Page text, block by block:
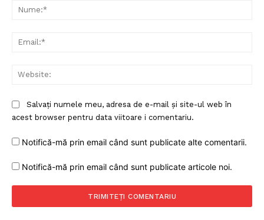
Salvați numele meu, adresa de e-mail și site-ul web în
acest browser pentru data viitoare i comentariu.
Notifică-mă prin email când sunt publicate alte comentarii.
Notifică-mă prin email când sunt publicate articole noi.